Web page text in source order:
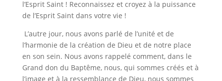
l’Esprit Saint ! Reconnaissez et croyez à la puissance
de l’Esprit Saint dans votre vie !
L’autre jour, nous avons parlé de l’unité et de
l’harmonie de la création de Dieu et de notre place
en son sein. Nous avons rappelé comment, dans le
Grand don du Baptême, nous, qui sommes créés et à
l’image et à la ressemblance de Dieu, nous sommes